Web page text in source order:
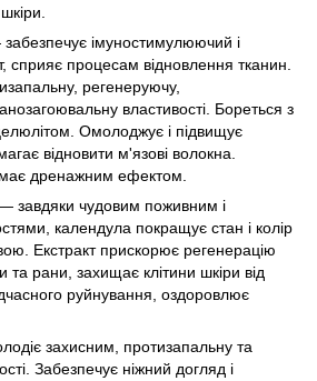
імуностимулюючий і
сприяє процесам відновлення тканин.
регенеруючу,
властивості. Бореться з
Омолоджує і підвищує
відновити м'язові волокна.
дренажним ефектом.
завдяки чудовим поживним і
календула покращує стан і колір
Екстракт прискорює регенерацію
та рани, захищає клітини шкіри від
руйнування, оздоровлює
захисним, протизапальну та
Забезпечує ніжний догляд і